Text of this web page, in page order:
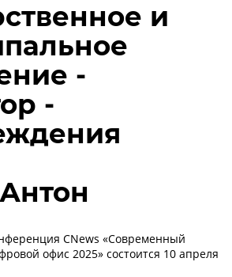
и
-
-
CNews «Современный
офис 2025» состоится 10 апреля